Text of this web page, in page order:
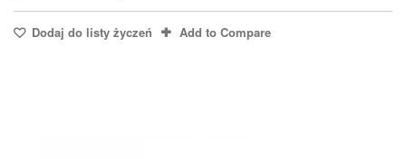
Dodaj do listy życzeń Add to Compare